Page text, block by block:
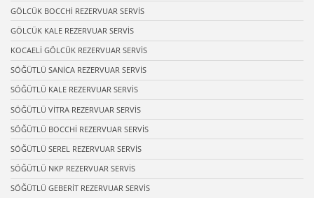
GÖLCÜK BOCCHİ REZERVUAR SERVİS
GÖLCÜK KALE REZERVUAR SERVİS
KOCAELİ GÖLCÜK REZERVUAR SERVİS
SÖĞÜTLÜ SANİCA REZERVUAR SERVİS
SÖĞÜTLÜ KALE REZERVUAR SERVİS
SÖĞÜTLÜ VİTRA REZERVUAR SERVİS
SÖĞÜTLÜ BOCCHİ REZERVUAR SERVİS
SÖĞÜTLÜ SEREL REZERVUAR SERVİS
SÖĞÜTLÜ NKP REZERVUAR SERVİS
SÖĞÜTLÜ GEBERİT REZERVUAR SERVİS